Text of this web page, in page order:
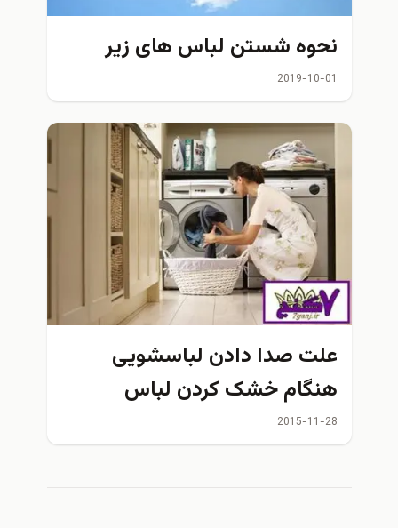
نحوه شستن لباس های زیر
2019-10-01
علت صدا دادن لباسشویی
هنگام خشک کردن لباس
2015-11-28